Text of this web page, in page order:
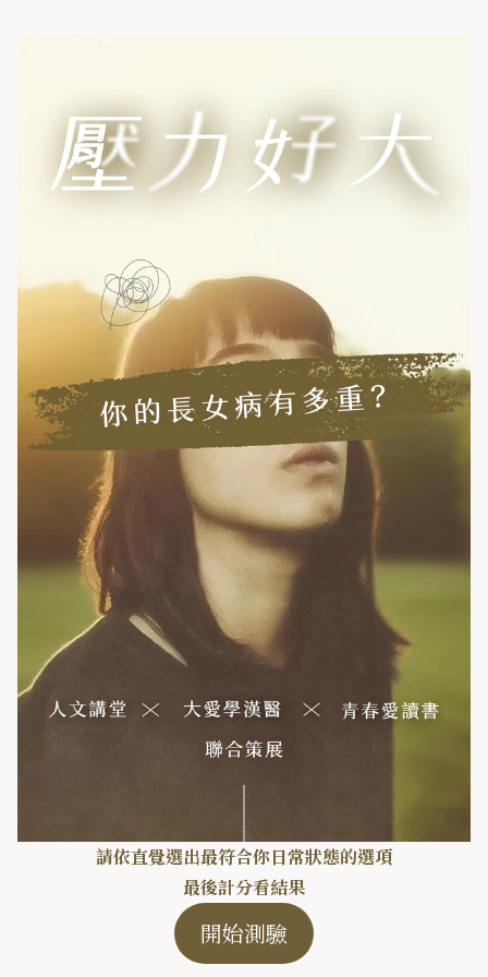
請依直覺選出最符合你日常狀態的選項
最後計分看結果
開始測驗